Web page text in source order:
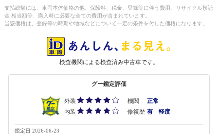
支払総額には、車両本体価格の他、保険料、税金、登録等に伴う費用、リサイクル預託
金 相当額等、購入時に必要な全ての費用が含まれています。
当該価格は、登録等の時期や地域などについて一定の条件を付した価格になります。
検査機関による検査済み中古車です。
グー鑑定評価
外装 機関
正常
内装
修復歴 有 軽度
鑑定日 2026-06-23